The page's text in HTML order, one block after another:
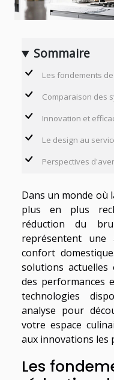
Sommaire
Les fondements
Comparaison des
Innovation et
Le design au
Perspectives
Dans un monde où
plus en plus
réduction du
représentent une
confort
solutions
des performances
technologies
analyse pour
votre espace
aux innovations les
Les